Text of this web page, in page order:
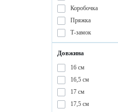
Коробочка
Пряжка
Т-замок
Довжина
16 см
16,5 см
17 см
17,5 см